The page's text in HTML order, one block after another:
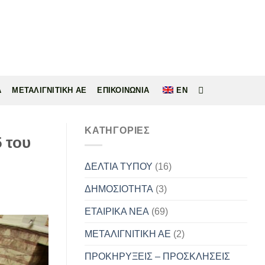
ΜΕΤΑΛΙΓΝΙΤΙΚΗ ΑΕ ΕΠΙΚΟΙΝΩΝΙΑ EN
KΑΤΗΓΟΡΊΕΣ
ΔΕΛΤΙΑ ΤΥΠΟΥ (16)
ΔΗΜΟΣΙΟΤΗΤΑ (3)
ΕΤΑΙΡΙΚΑ ΝΕΑ (69)
ΜΕΤΑΛΙΓΝΙΤΙΚΗ ΑΕ (2)
ΠΡΟΚΗΡΥΞΕΙΣ – ΠΡΟΣΚΛΗΣΕΙΣ